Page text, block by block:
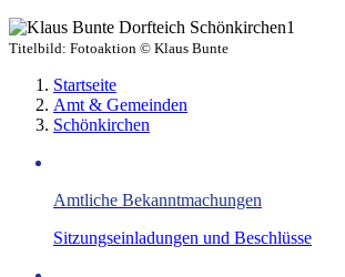
Titelbild: Fotoaktion © Klaus Bunte
Startseite
Amt & Gemeinden
Schönkirchen
Amtliche Bekanntmachungen
Sitzungseinladungen und Beschlüsse